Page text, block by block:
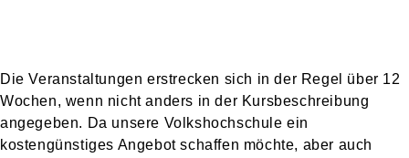
Die Veranstaltungen erstrecken sich in der Regel über 12
Wochen, wenn nicht anders in der Kursbeschreibung
angegeben. Da unsere Volkshochschule ein
kostengünstiges Angebot schaffen möchte, aber auch